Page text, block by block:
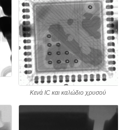
Κενά IC και καλώδιο χρυσού